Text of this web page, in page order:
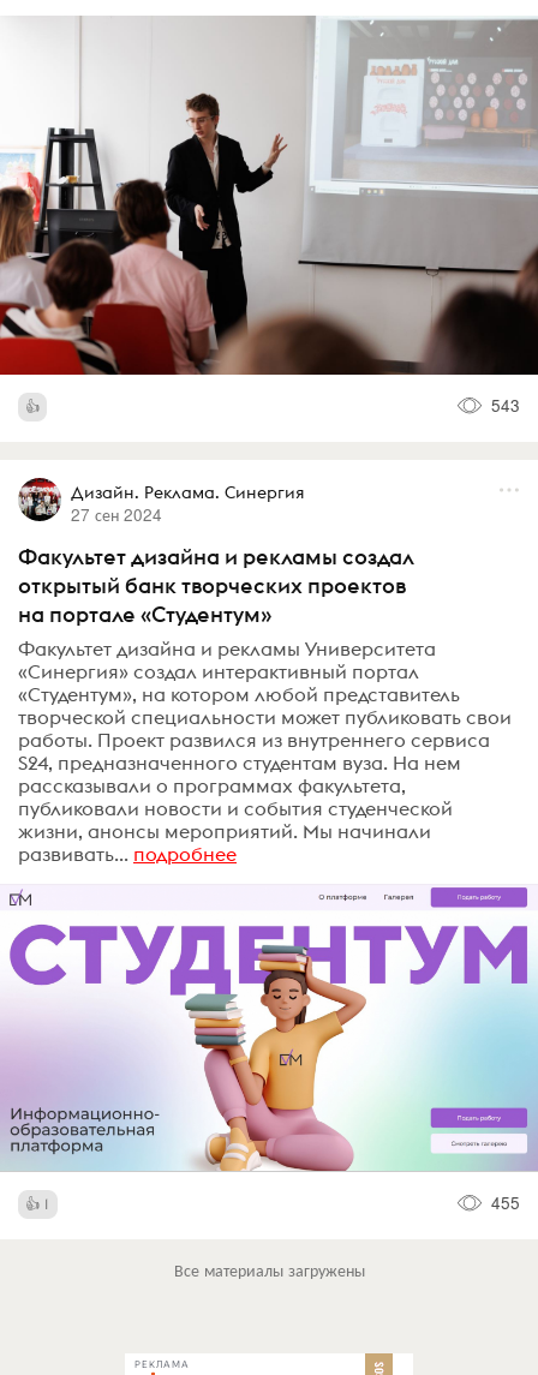
543
Дизайн. Реклама. Синергия
27 сен 2024
Факультет дизайна и рекламы создал
открытый банк творческих проектов
на портале «Студентум»
Факультет дизайна и рекламы Университета
«Синергия» создал интерактивный портал
«Студентум», на котором любой представитель
творческой специальности может публиковать свои
работы. Проект развился из внутреннего сервиса
S24, предназначенного студентам вуза. На нем
рассказывали о программах факультета,
публиковали новости и события студенческой
жизни, анонсы мероприятий. Мы начинали
развивать... подробнее
1 455
Все материалы загружены
РЕКЛАМА